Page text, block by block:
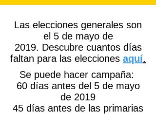
Las elecciones generales son
el 5 de mayo de
2019. Descubre cuantos días
faltan para las elecciones aquí.
Se puede hacer campaña:
60 días antes del 5 de mayo
de 2019
45 días antes de las primarias